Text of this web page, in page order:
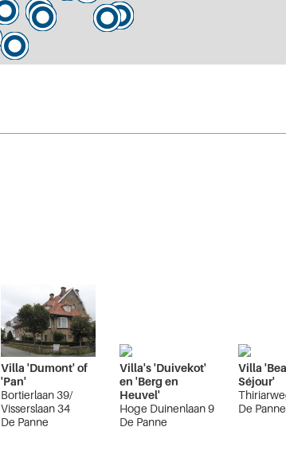
Villa 'Dumont' of
'Pan'
Bortierlaan 39/
Visserslaan 34
De Panne
Villa's 'Duivekot'
en 'Berg en
Heuvel'
Hoge Duinenlaan 9
De Panne
Villa
Séjour'
De Panne